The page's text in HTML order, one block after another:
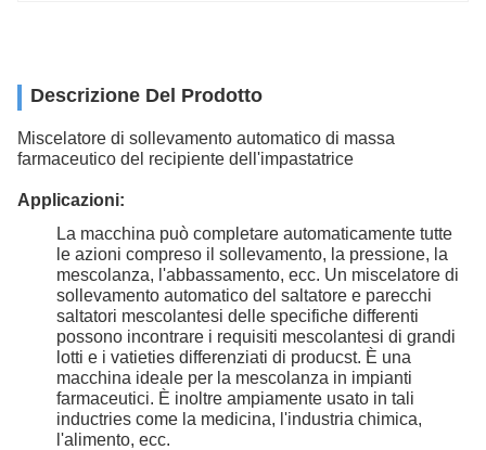
Descrizione Del Prodotto
Miscelatore di sollevamento automatico di massa
farmaceutico del recipiente dell'impastatrice
Applicazioni:
La macchina può completare automaticamente tutte
le azioni compreso il sollevamento, la pressione, la
mescolanza, l'abbassamento, ecc. Un miscelatore di
sollevamento automatico del saltatore e parecchi
saltatori mescolantesi delle specifiche differenti
possono incontrare i requisiti mescolantesi di grandi
lotti e i vatieties differenziati di producst. È una
macchina ideale per la mescolanza in impianti
farmaceutici. È inoltre ampiamente usato in tali
inductries come la medicina, l'industria chimica,
l'alimento, ecc.